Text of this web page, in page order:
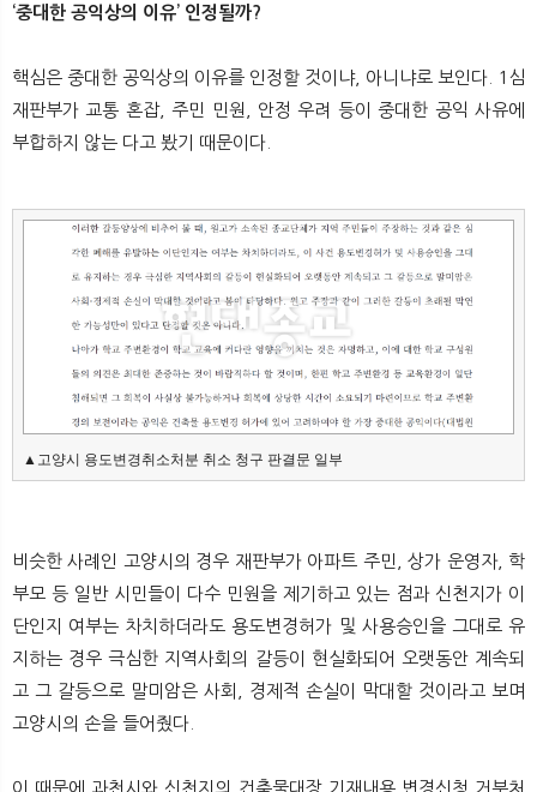
‘중대한 공익상의 이유’ 인정될까?
핵심은 중대한 공익상의 이유를 인정할 것이냐, 아니냐로 보인다. 1심
재판부가 교통 혼잡, 주민 민원, 안정 우려 등이 중대한 공익 사유에
부합하지 않는 다고 봤기 때문이다.
▲고양시 용도변경취소처분 취소 청구 판결문 일부
비슷한 사례인 고양시의 경우 재판부가 아파트 주민, 상가 운영자, 학
부모 등 일반 시민들이 다수 민원을 제기하고 있는 점과 신천지가 이
단인지 여부는 차치하더라도 용도변경허가 및 사용승인을 그대로 유
지하는 경우 극심한 지역사회의 갈등이 현실화되어 오랫동안 계속되
고 그 갈등으로 말미암은 사회, 경제적 손실이 막대할 것이라고 보며
고양시의 손을 들어줬다.
이 때문에 과천시와 신천지의 건축물대장 기재내용 변경신청 거부처